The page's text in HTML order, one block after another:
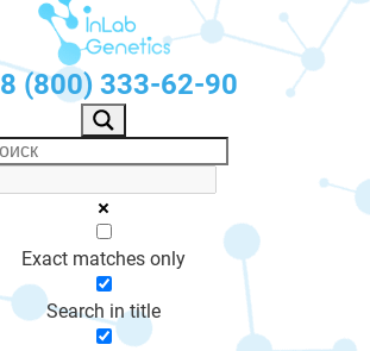
8 (800) 333-62-90
Exact matches only
Search in title